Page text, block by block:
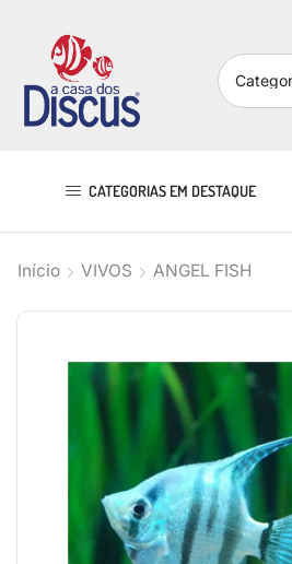
CATEGORIAS EM DESTAQUE
Início VIVOS ANGEL FISH